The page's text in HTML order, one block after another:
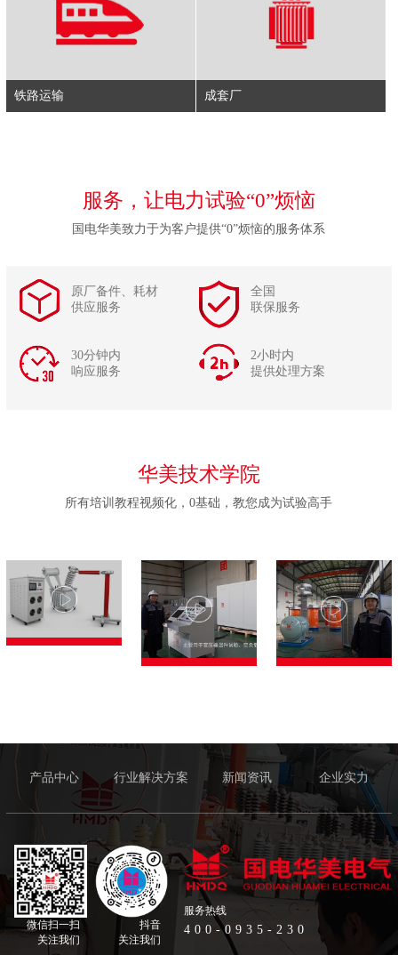
铁路运输 成套厂
服务，让电力试验“0”烦恼
国电华美致力于为客户提供“0”烦恼的服务体系
原厂备件、耗材
供应服务
全国
联保服务
30分钟内
响应服务
2小时内
提供处理方案
华美技术学院
所有培训教程视频化，0基础，教您成为试验高手
产品中心 行业解决方案 新闻资讯 企业实力
微信扫一扫
关注我们
抖音
关注我们
服务热线
400-0935-230